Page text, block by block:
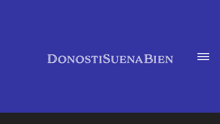
DonostiSuenaBien